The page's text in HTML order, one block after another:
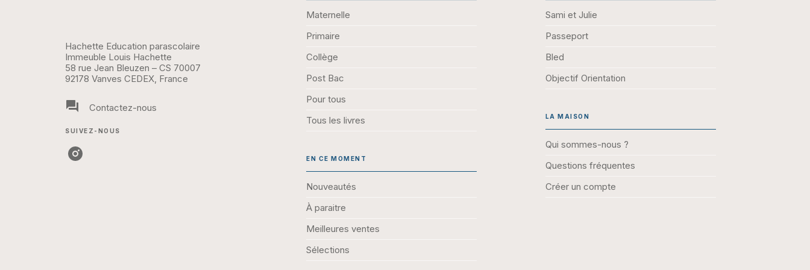
Hachette Education parascolaire
Immeuble Louis Hachette
58 rue Jean Bleuzen – CS 70007
92178 Vanves CEDEX, France
question_answer Contactez-nous
SUIVEZ-NOUS
Maternelle
Primaire
Collège
Post Bac
Pour tous
Tous les livres
EN CE MOMENT
Nouveautés
À paraitre
Meilleures ventes
Sélections
Sami et Julie
Passeport
Bled
Objectif Orientation
LA MAISON
Qui sommes-nous ?
Questions fréquentes
Créer un compte